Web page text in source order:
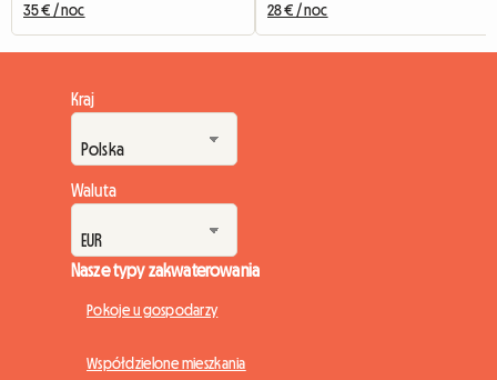
35 € / noc 28 € / noc
Kraj
Waluta
Nasze typy zakwaterowania
Pokoje u gospodarzy
Współdzielone mieszkania